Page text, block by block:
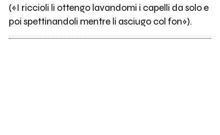
(«I riccioli li ottengo lavandomi i capelli da solo e
poi spettinandoli mentre li asciugo col fon»).